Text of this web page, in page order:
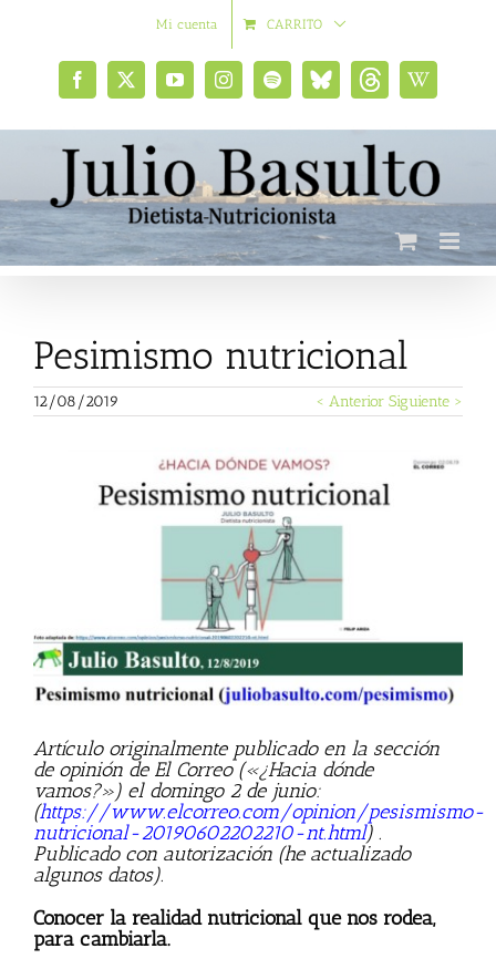
Mi cuenta CARRITO
Facebook
X YouTubeInstagramSpotifyBluesky
social
ThreadsWikipedia
Pesimismo nutricional
12/08/2019 < Anterior Siguiente >
Artículo originalmente publicado en la sección
de opinión de El Correo («¿Hacia dónde
vamos?») el domingo 2 de junio:
(https://www.elcorreo.com/opinion/pesismismo-
nutricional-20190602202210-nt.html) .
Publicado con autorización (he actualizado
algunos datos).
Conocer la realidad nutricional que nos rodea,
para cambiarla.